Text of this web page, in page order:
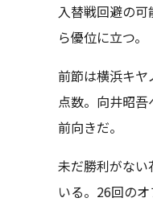
入替戦回避の
ら優位に立つ。
前節は横浜キ
点数。向井昭
前向きだ。
未だ勝利がな
いる。26回の